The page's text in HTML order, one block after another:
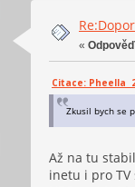
«
Citace: Pheella
Zkusil bych se
Až na tu
inetu i pro TV